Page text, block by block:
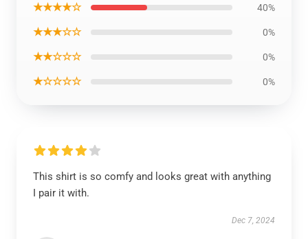
★★★★☆ 40%
★★★☆☆ 0%
★★☆☆☆ 0%
★☆☆☆☆ 0%
This shirt is so comfy and looks great with anything
I pair it with.
Dec 7, 2024